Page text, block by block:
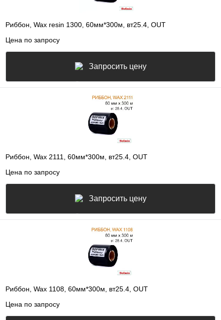
Риббон, Wax resin 1300, 60мм*300м, вт25.4, OUT
Цена по запросу
Запросить цену
Риббон, Wax 2111, 60мм*300м, вт25.4, OUT
Цена по запросу
Запросить цену
Риббон, Wax 1108, 60мм*300м, вт25.4, OUT
Цена по запросу